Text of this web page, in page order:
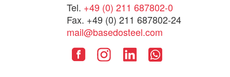
Tel. +49 (0) 211 687802-0
Fax. +49 (0) 211 687802-24
mail@basedosteel.com